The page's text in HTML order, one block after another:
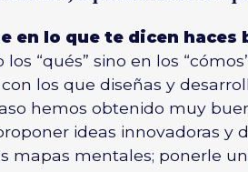
en lo que te dicen haces
los “qués” sino en los
los que diseñas y
hemos obtenido muy
ideas innovadoras y
mapas mentales; ponerle